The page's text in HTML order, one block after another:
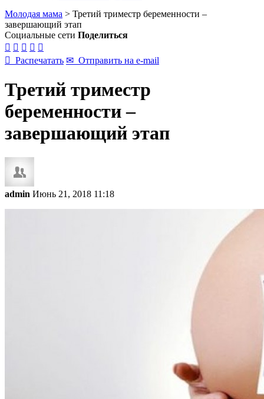
Молодая мама > Третий триместр беременности –
завершающий этап
Социальные сети Поделиться
    
 Распечатать ✉ Отправить на e-mail
Третий триместр
беременности –
завершающий этап
admin Июнь 21, 2018 11:18